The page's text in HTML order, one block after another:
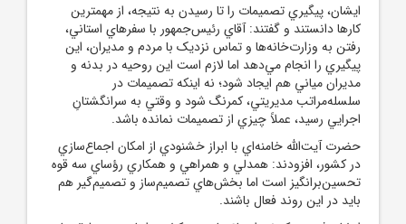
ايشان، پيگيري تصميمات را تا رسيدن به نتيجه، از مهمترين
کارها دانستند و گفتند: آقاي رئيس‌جمهور با سفرهاي استاني،
رفتن به وزارت‌خانه‌ها و تماس نزديک با مردم و مديران، اين
پيگيري را انجام مي‌دهد اما لازم است اين روحيه در بدنه و
مديران مياني هم ايجاد شود؛ نه اينکه تصميمات در
سلسله‌مراتب مديريتي، کمرنگ شود و وقتي به سرانگشتانِ
اجرايي رسيد، عملاً چيزي از تصميمات نمانده باشد.
حضرت آيت‌الله خامنه‌اي با ابراز خشنودي از امکان اجماع‌سازي
در کشور، افزودند: همدلي و همراهي و همکاري رؤساي سه قوه
تحسين‌برانگيز است اما بخش‌هاي تصميم‌ساز و تصميم‌گير هم
بايد در اين روند فعال باشند.